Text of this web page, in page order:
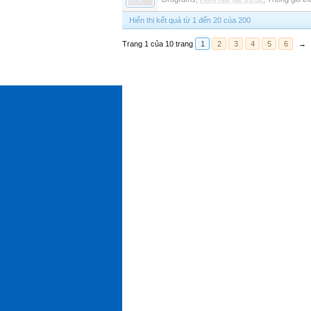
Hiển thị kết quả từ 1 đến 20 của 200
Trang 1 của 10 trang 1 2 3 4 5 6 →